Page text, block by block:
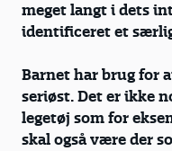
meget langt i dets
identificeret et
Barnet har brug for
seriøst. Det er ikke
legetøj som for
skal også være der